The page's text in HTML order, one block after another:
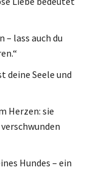
– lass auch du
deine Seele und
Herzen: sie
Hundes – ein